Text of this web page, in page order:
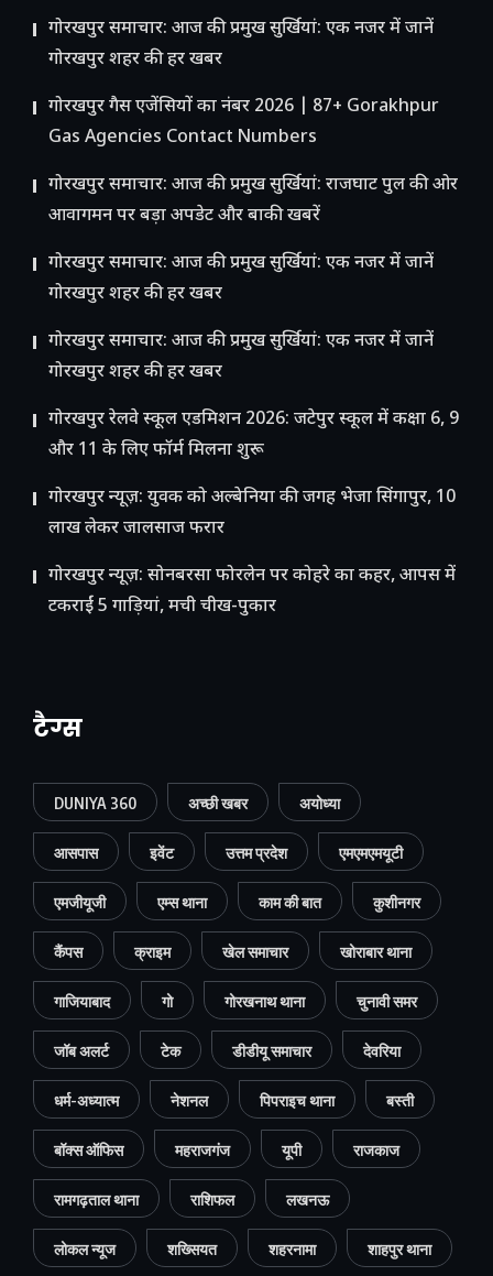
गोरखपुर समाचार: आज की प्रमुख सुर्खियां: एक नजर में जानें
गोरखपुर शहर की हर खबर
गोरखपुर गैस एजेंसियों का नंबर 2026 | 87+ Gorakhpur
Gas Agencies Contact Numbers
गोरखपुर समाचार: आज की प्रमुख सुर्खियां: राजघाट पुल की ओर
आवागमन पर बड़ा अपडेट और बाकी खबरें
गोरखपुर समाचार: आज की प्रमुख सुर्खियां: एक नजर में जानें
गोरखपुर शहर की हर खबर
गोरखपुर समाचार: आज की प्रमुख सुर्खियां: एक नजर में जानें
गोरखपुर शहर की हर खबर
गोरखपुर रेलवे स्कूल एडमिशन 2026: जटेपुर स्कूल में कक्षा 6, 9
और 11 के लिए फॉर्म मिलना शुरू
गोरखपुर न्यूज़: युवक को अल्बेनिया की जगह भेजा सिंगापुर, 10
लाख लेकर जालसाज फरार
गोरखपुर न्यूज़: सोनबरसा फोरलेन पर कोहरे का कहर, आपस में
टकराईं 5 गाड़ियां, मची चीख-पुकार
टैग्स
DUNIYA 360 अच्छी खबर अयोध्या
आसपास इवेंट उत्तम प्रदेश एमएमएमयूटी
एमजीयूजी एम्स थाना काम की बात कुशीनगर
कैंपस क्राइम खेल समाचार खोराबार थाना
गाजियाबाद गो गोरखनाथ थाना चुनावी समर
जॉब अलर्ट टेक डीडीयू समाचार देवरिया
धर्म-अध्यात्म नेशनल पिपराइच थाना बस्ती
बॉक्स ऑफिस महराजगंज यूपी राजकाज
रामगढ़ताल थाना राशिफल लखनऊ
लोकल न्यूज शख्सियत शहरनामा शाहपुर थाना